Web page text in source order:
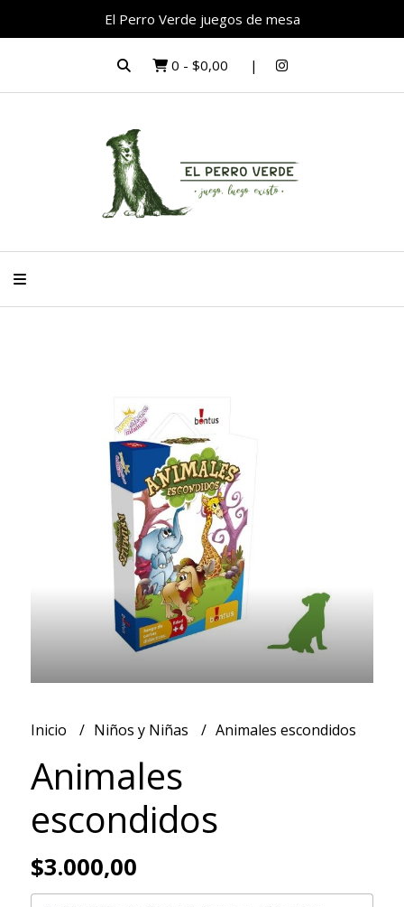
El Perro Verde juegos de mesa
0 - $0,00
Inicio Niños y Niñas Animales escondidos
Animales
escondidos
$3.000,00